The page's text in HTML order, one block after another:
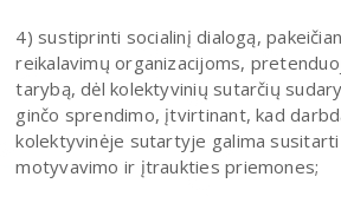
4) sustiprinti socialinį dialogą,
reikalavimų organizacijoms,
tarybą, dėl kolektyvinių sutarčių
ginčo sprendimo, įtvirtinant, kad
kolektyvinėje sutartyje galima
motyvavimo ir įtraukties priemones;